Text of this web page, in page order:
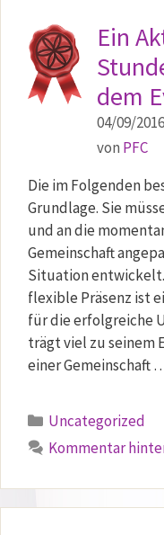
Ein
dem
04/09/2016
von PFC
Die im Folgenden
Grundlage. Sie
und an die
Gemeinschaft
Situation
flexible Präsenz ist
für die erfolgreiche
trägt viel zu seinem
einer Gemeinschaft
Kategorien
Uncategorized
Kommentar